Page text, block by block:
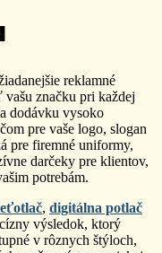
reklamné
značku pri každej
dodávku vysoko
pre vaše logo, slogan
pre firemné uniformy,
darčeky pre klientov,
potrebám.
, digitálna potlač
výsledok, ktorý
v rôznych štýloch,